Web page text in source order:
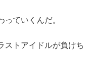
っていくんだ。
ストアイドルが負けち